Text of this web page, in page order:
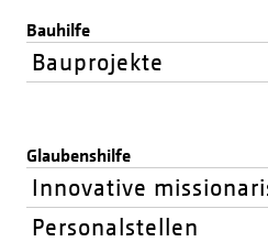
Bauhilfe
Bauprojekte
Glaubenshilfe
Innovative
Personalstellen